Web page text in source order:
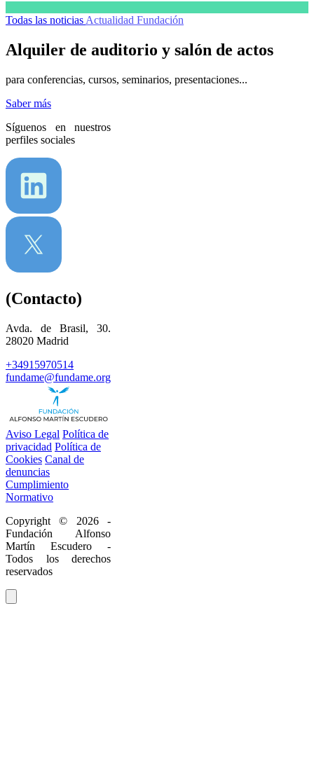
Todas las noticias Actualidad Fundación
Alquiler de auditorio y salón de actos
para conferencias, cursos, seminarios, presentaciones...
Saber más
Síguenos en nuestros
perfiles sociales
(Contacto)
Avda. de Brasil, 30.
28020 Madrid
+34915970514
fundame@fundame.org
Aviso Legal Política de
privacidad Política de
Cookies Canal de
denuncias
Cumplimiento
Normativo
Copyright © 2026 -
Fundación Alfonso
Martín Escudero -
Todos los derechos
reservados